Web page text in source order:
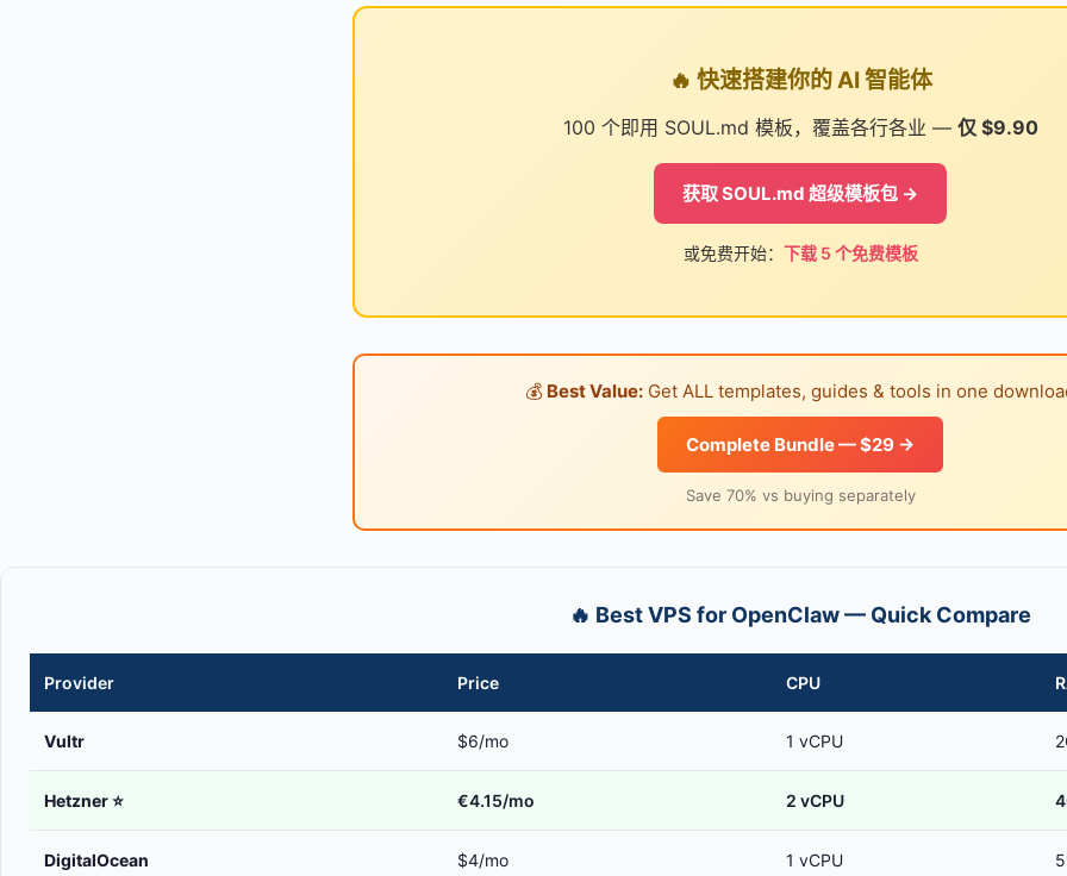
🔥 快速搭建你的 AI 智能体
100 个即用 SOUL.md 模板，覆盖各行各业 — 仅 $9.90
获取 SOUL.md 超级模板包 →
或免费开始： 下载 5 个免费模板
💰 Best Value: Get ALL templates, guides & tools in one
Complete Bundle — $29 →
Save 70% vs buying separately
🔥 Best VPS for OpenClaw — Quick Compare
Provider Price CPU
Vultr $6/mo 1 vCPU
Hetzner⭐ €4.15/mo 2 vCPU
DigitalOcean $4/mo 1 vCPU